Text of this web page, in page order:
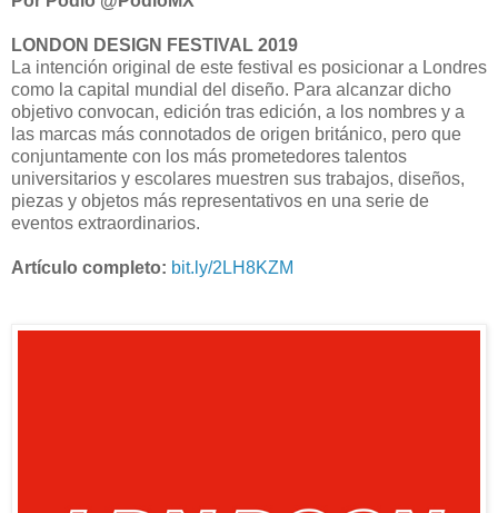
LONDON DESIGN FESTIVAL 2019
La intención original de este festival es posicionar a Londres
como la capital mundial del diseño. Para alcanzar dicho
objetivo convocan, edición tras edición, a los nombres y a
las marcas más connotados de origen británico, pero que
conjuntamente con los más prometedores talentos
universitarios y escolares muestren sus trabajos, diseños,
piezas y objetos más representativos en una serie de
eventos extraordinarios.
Artículo completo: bit.ly/2LH8KZM